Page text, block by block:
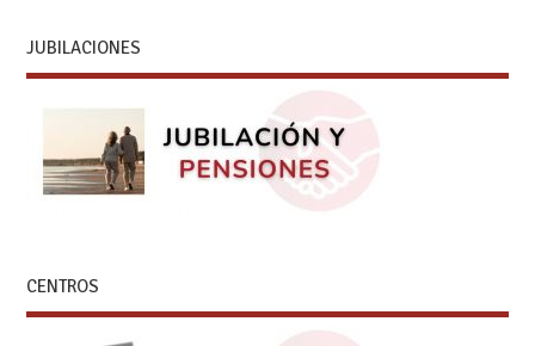
JUBILACIONES
CENTROS